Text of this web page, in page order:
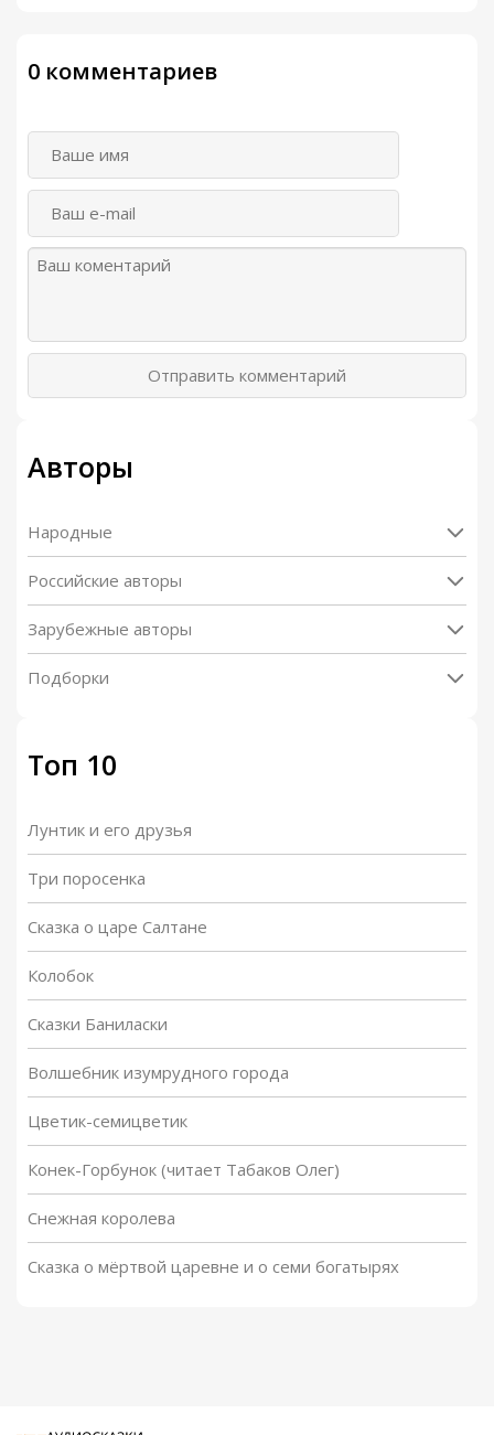
0 комментариев
Отправить комментарий
Авторы
Народные
Российские авторы
Зарубежные авторы
Подборки
Топ 10
Лунтик и его друзья
Три поросенка
Сказка о царе Салтане
Колобок
Сказки Баниласки
Волшебник изумрудного города
Цветик-семицветик
Конек-Горбунок (читает Табаков Олег)
Снежная королева
Сказка о мёртвой царевне и о семи богатырях